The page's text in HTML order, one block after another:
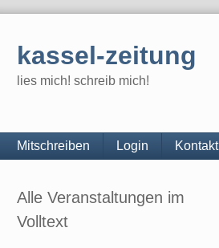
kassel-zeitung
lies mich! schreib mich!
Navigation
Mitschreiben Login Kontakt
Seitenleiste
Alle Veranstaltungen im
Volltext